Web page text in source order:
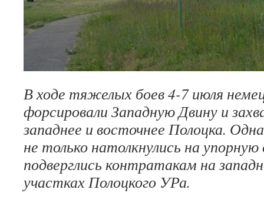
В ходе тяжелых боев 4-7 июля
форсировали Западную Двину и
западнее и вос­точнее Полоцка.
не только натолкнулись на
подверглись контрата­кам на
участках Полоцкого УРа.